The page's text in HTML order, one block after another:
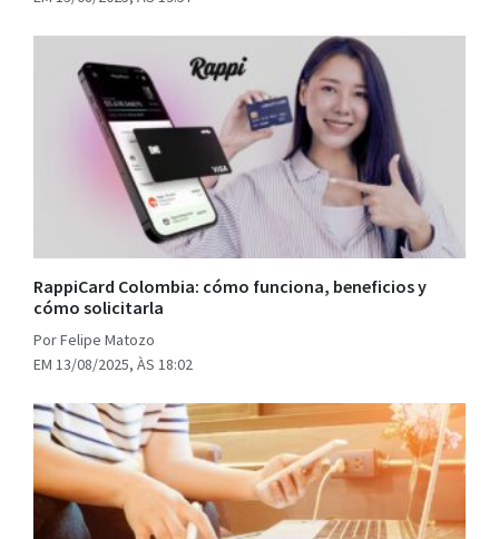
RappiCard Colombia: cómo funciona, beneficios y
cómo solicitarla
Por Felipe Matozo
EM 13/08/2025, ÀS 18:02